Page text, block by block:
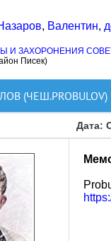
, Валентин,
И ЗАХОРОНЕНИЯ
Писек)
(ЧЕШ.PROBULOV)
Дата: